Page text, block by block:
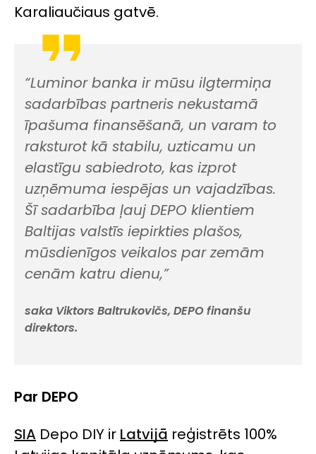
Karaliaučiaus gatvē.
“Luminor banka ir mūsu ilgtermiņa
sadarbības partneris nekustamā
īpašuma finansēšanā, un varam to
raksturot kā stabilu, uzticamu un
elastīgu sabiedroto, kas izprot
uzņēmuma iespējas un vajadzības.
Šī sadarbība ļauj DEPO klientiem
Baltijas valstīs iepirkties plašos,
mūsdienīgos veikalos par zemām
cenām katru dienu,”
saka Viktors Baltrukovičs, DEPO finanšu
direktors.
Par DEPO
SIA Depo DIY ir Latvijā reģistrēts 100%